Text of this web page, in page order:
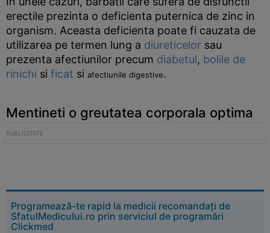
erectile prezinta o deficienta puternica de zinc in
organism. Aceasta deficienta poate fi cauzata de
utilizarea pe termen lung a diureticelor sau
prezenta afectiunilor precum diabetul, bolile de
rinichi si ficat si afectiunile digestive.
Mentineti o greutatea corporala optima
Programează-te rapid la medicii recomandați de
SfatulMedicului.ro prin serviciul de programări
Clickmed